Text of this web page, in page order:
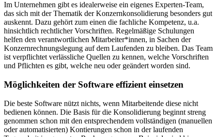
Im Unternehmen gibt es idealerweise ein eigenes Experten-Team,
das sich mit der Thematik der Konzernkonsolidierung besonders gut
auskennt. Dazu gehört zum einen die fachliche Kompetenz, u.a.
hinsichtlich rechtlicher Vorschriften. Regelmäßige Schulungen
helfen den verantwortlichen Mitarbeiter*innen, in Sachen der
Konzernrechnungslegung auf dem Laufenden zu bleiben. Das Team
ist verpflichtet verlässliche Quellen zu kennen, welche Vorschriften
und Pflichten es gibt, welche neu oder geändert worden sind.
Möglichkeiten der Software effizient einsetzen
Die beste Software nützt nichts, wenn Mitarbeitende diese nicht
bedienen können. Die Basis für die Konsolidierung beginnt streng
genommen schon mit den entsprechendem vollständigen (manuellen
oder automatisierten) Kontierungen schon in der laufenden